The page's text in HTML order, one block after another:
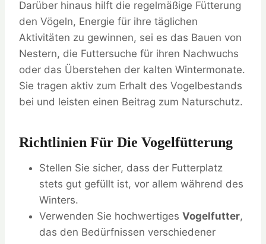
Darüber hinaus hilft die regelmäßige Fütterung
den Vögeln, Energie für ihre täglichen
Aktivitäten zu gewinnen, sei es das Bauen von
Nestern, die Futtersuche für ihren Nachwuchs
oder das Überstehen der kalten Wintermonate.
Sie tragen aktiv zum Erhalt des Vogelbestands
bei und leisten einen Beitrag zum Naturschutz.
Richtlinien Für Die Vogelfütterung
Stellen Sie sicher, dass der Futterplatz
stets gut gefüllt ist, vor allem während des
Winters.
Verwenden Sie hochwertiges Vogelfutter,
das den Bedürfnissen verschiedener